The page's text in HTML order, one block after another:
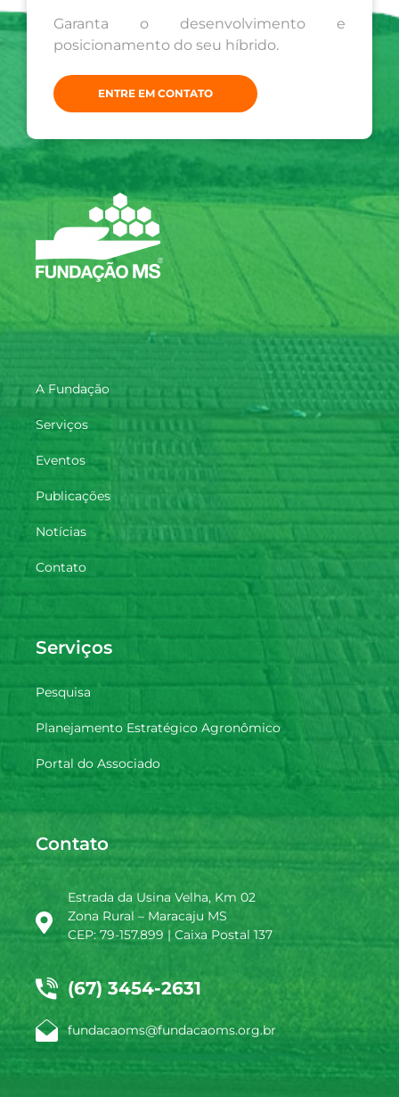
Garanta o desenvolvimento e
posicionamento do seu híbrido.
ENTRE EM CONTATO
A Fundação
Serviços
Eventos
Publicações
Notícias
Contato
Serviços
Pesquisa
Planejamento Estratégico Agronômico
Portal do Associado
Contato
Estrada da Usina Velha, Km 02
Zona Rural – Maracaju MS
CEP: 79-157.899 | Caixa Postal 137
(67) 3454-2631
fundacaoms@fundacaoms.org.br